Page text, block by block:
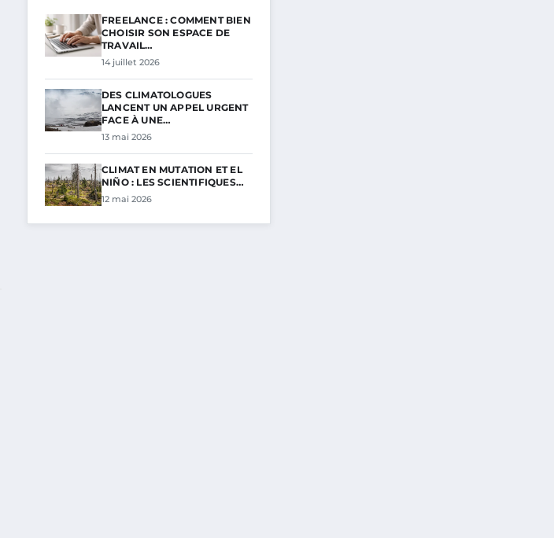
FREELANCE : COMMENT BIEN
CHOISIR SON ESPACE DE
TRAVAIL…
14 juillet 2026
DES CLIMATOLOGUES
LANCENT UN APPEL URGENT
FACE À UNE…
13 mai 2026
CLIMAT EN MUTATION ET EL
NIÑO : LES SCIENTIFIQUES…
12 mai 2026